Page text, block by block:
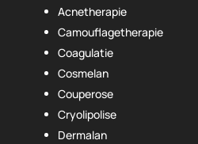
Acnetherapie
Camouflagetherapie
Coagulatie
Cosmelan
Couperose
Cryolipolise
Dermalan